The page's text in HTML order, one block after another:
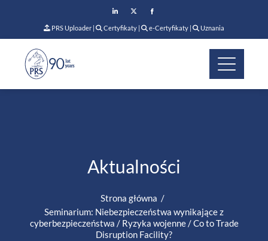
PRS Uploader | Certyfikaty | e-Certyfikaty | Uznania
Aktualności
Strona główna
Seminarium: Niebezpieczeństwa wynikające z
cyberbezpieczeństwa / Ryzyka wojenne / Co to Trade
Disruption Facility?